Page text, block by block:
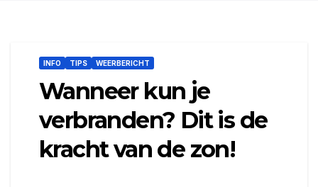
INFO TIPS WEERBERICHT
Wanneer kun je
verbranden? Dit is de
kracht van de zon!